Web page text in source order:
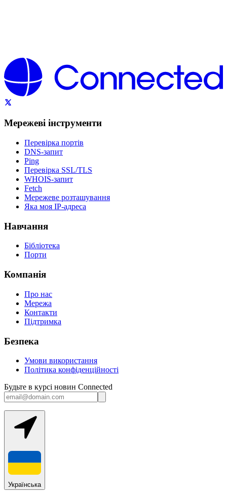
Мережеві інструменти
Перевірка портів
DNS-запит
Ping
Перевірка SSL/TLS
WHOIS-запит
Fetch
Мережеве розташування
Яка моя IP-адреса
Навчання
Бібліотека
Порти
Компанія
Про нас
Мережа
Контакти
Підтримка
Безпека
Умови використання
Політика конфіденційності
Будьте в курсі новин Connected
Українська